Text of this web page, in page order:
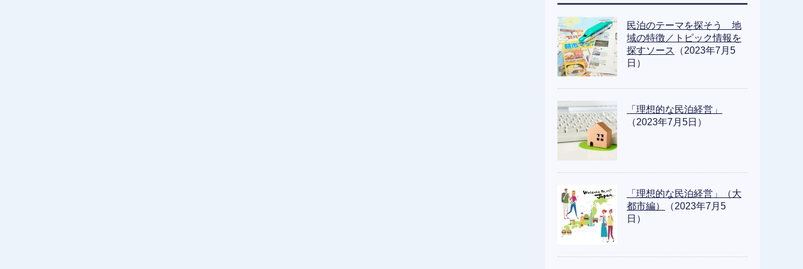
民泊のテーマを探そう 地
域の特徴／トピック情報を
探すソース
（2023年7月5
日）
「理想的な民泊経営」
（2023年7月5日）
「理想的な民泊経営」（大
都市編）
（2023年7月5
日）